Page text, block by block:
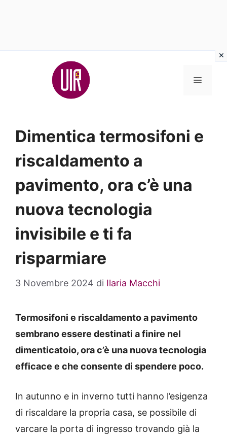
MENU
Dimentica termosifoni e
riscaldamento a
pavimento, ora c’è una
nuova tecnologia
invisibile e ti fa
risparmiare
3 Novembre 2024 di Ilaria Macchi
Termosifoni e riscaldamento a pavimento
sembrano essere destinati a finire nel
dimenticatoio, ora c’è una nuova tecnologia
efficace e che consente di spendere poco.
In autunno e in inverno tutti hanno l’esigenza
di riscaldare la propria casa, se possibile di
varcare la porta di ingresso trovando già la